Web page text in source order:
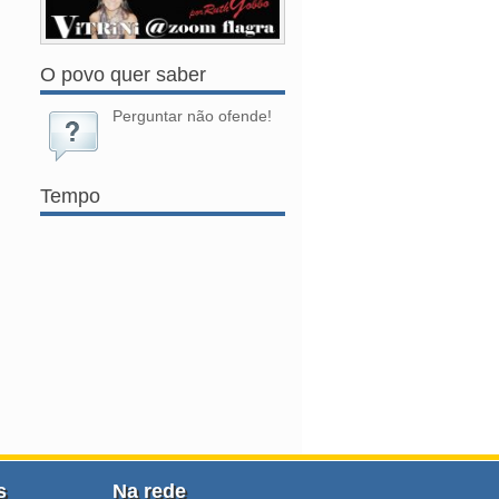
O povo quer saber
Perguntar não ofende!
Tempo
Na rede